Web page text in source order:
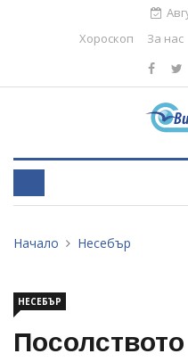
Хороскоп
За нас
Начало Несебър
НЕСЕБЪР